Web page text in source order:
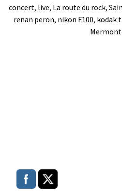
concert, live, La route du rock,
renan peron, nikon F100, kodak